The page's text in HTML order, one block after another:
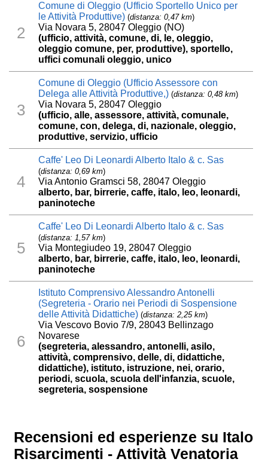
2
Comune di Oleggio (Ufficio Sportello Unico per
le Attività Produttive) (distanza: 0,47 km)
Via Novara 5, 28047 Oleggio (NO)
(ufficio, attività, comune, di, le, oleggio,
oleggio comune, per, produttive), sportello,
uffici comunali oleggio, unico
3
Comune di Oleggio (Ufficio Assessore con
Delega alle Attività Produttive,) (distanza: 0,48 km)
Via Novara 5, 28047 Oleggio
(ufficio, alle, assessore, attività, comunale,
comune, con, delega, di, nazionale, oleggio,
produttive, servizio, ufficio
4
Caffe' Leo Di Leonardi Alberto Italo & c. Sas
(distanza: 0,69 km)
Via Antonio Gramsci 58, 28047 Oleggio
alberto, bar, birrerie, caffe, italo, leo, leonardi,
paninoteche
5
Caffe' Leo Di Leonardi Alberto Italo & c. Sas
(distanza: 1,57 km)
Via Montegiudeo 19, 28047 Oleggio
alberto, bar, birrerie, caffe, italo, leo, leonardi,
paninoteche
6
Istituto Comprensivo Alessandro Antonelli
(Segreteria - Orario nei Periodi di Sospensione
delle Attività Didattiche) (distanza: 2,25 km)
Via Vescovo Bovio 7/9, 28043 Bellinzago
Novarese
(segreteria, alessandro, antonelli, asilo,
attività, comprensivo, delle, di, didattiche,
didattiche), istituto, istruzione, nei, orario,
periodi, scuola, scuola dell'infanzia, scuole,
segreteria, sospensione
Recensioni ed esperienze su Italo
Risarcimenti - Attività Venatoria